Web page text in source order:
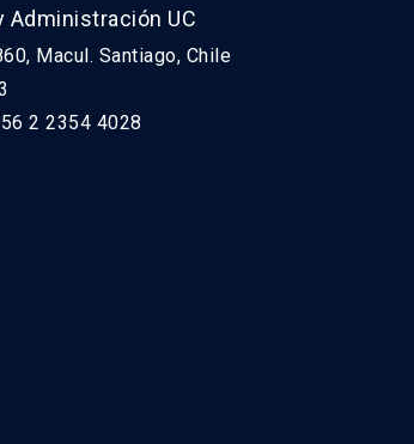
Administración UC
Macul. Santiago, Chile
2 2354 4028